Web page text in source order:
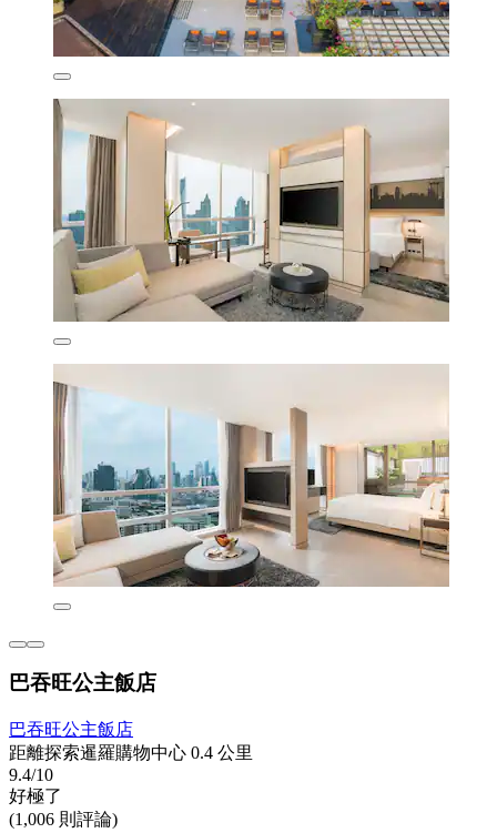
巴吞旺公主飯店
巴吞旺公主飯店
距離探索暹羅購物中心 0.4 公里
9.4/10
好極了
(1,006 則評論)